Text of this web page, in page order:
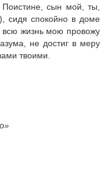
сын мой, ты,
сидя спокойно в доме
всю жизнь мою провожу
не достиг в меру
твоими.